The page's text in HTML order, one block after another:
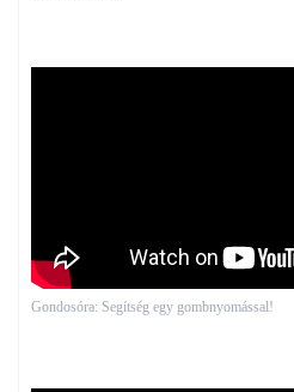
Gondosóra: Segítség egy gombnyomással!